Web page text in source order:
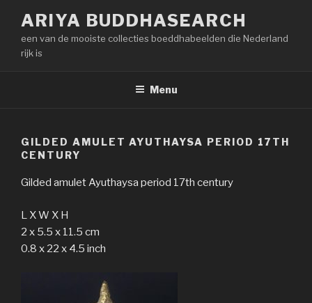
inhoud
springen
ARIYA BUDDHASEARCH
een van de mooiste collecties boeddhabeelden die Nederland
rijk is
Menu
GILDED AMULET AYUTHAYSA PERIOD 17TH
CENTURY
Gilded amulet Ayuthaysa period 17th century
L X W X H
2 x 5.5 x 11.5 cm
0.8 x 22 x 4.5 inch